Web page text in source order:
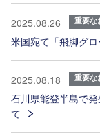
2025.08.26 重要な
米国宛て「飛脚グ
2025.08.18 重要な
石川県能登半島で
て